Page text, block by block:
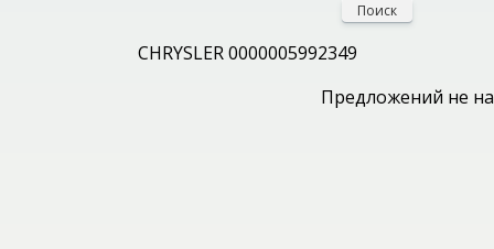
Поиск
CHRYSLER 0000005992349
Предложений не